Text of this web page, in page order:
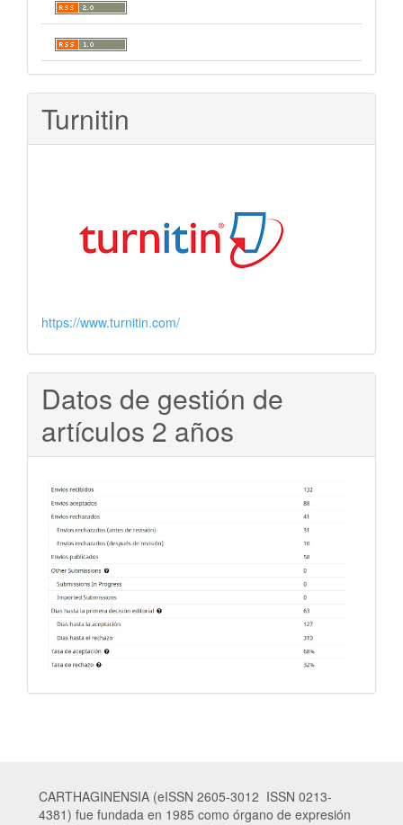
Turnitin
https://www.turnitin.com/
Datos de gestión de
artículos 2 años
CARTHAGINENSIA (eISSN 2605-3012 ISSN 0213-
4381) fue fundada en 1985 como órgano de expresión